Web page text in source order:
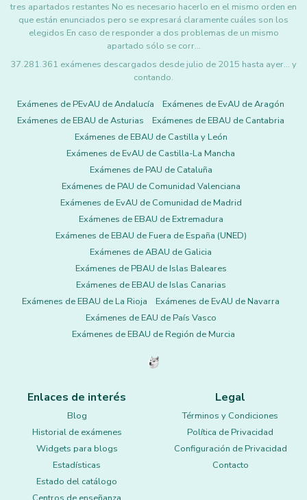
tres apartados restantes No es necesario hacerlo en el mismo orden en
que están enunciados pero se expresará claramente cuáles son los
elegidos En caso de responder a dos problemas de un mismo
apartado sólo se corr…
37.281.361 exámenes descargados desde julio de 2015 hasta ayer... y
contando.
Exámenes de PEvAU de Andalucía
Exámenes de EvAU de Aragón
Exámenes de EBAU de Asturias
Exámenes de EBAU de Cantabria
Exámenes de EBAU de Castilla y León
Exámenes de EvAU de Castilla-La Mancha
Exámenes de PAU de Cataluña
Exámenes de PAU de Comunidad Valenciana
Exámenes de EvAU de Comunidad de Madrid
Exámenes de EBAU de Extremadura
Exámenes de EBAU de Fuera de España (UNED)
Exámenes de ABAU de Galicia
Exámenes de PBAU de Islas Baleares
Exámenes de EBAU de Islas Canarias
Exámenes de EBAU de La Rioja
Exámenes de EvAU de Navarra
Exámenes de EAU de País Vasco
Exámenes de EBAU de Región de Murcia
Enlaces de interés
Blog
Historial de exámenes
Widgets para blogs
Estadísticas
Estado del catálogo
Legal
Términos y Condiciones
Política de Privacidad
Configuración de Privacidad
Contacto